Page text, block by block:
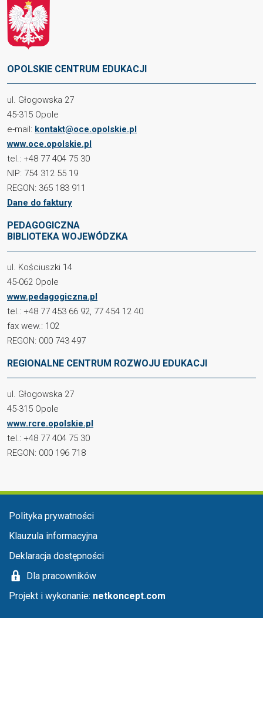
OPOLSKIE CENTRUM EDUKACJI
ul. Głogowska 27
45-315 Opole
e-mail: kontakt@oce.opolskie.pl
www.oce.opolskie.pl
tel.: +48 77 404 75 30
NIP: 754 312 55 19
REGON: 365 183 911
Dane do faktury
PEDAGOGICZNA
BIBLIOTEKA WOJEWÓDZKA
ul. Kościuszki 14
45-062 Opole
www.pedagogiczna.pl
tel.: +48 77 453 66 92, 77 454 12 40
fax wew.: 102
REGON: 000 743 497
REGIONALNE CENTRUM ROZWOJU EDUKACJI
ul. Głogowska 27
45-315 Opole
www.rcre.opolskie.pl
tel.: +48 77 404 75 30
REGON: 000 196 718
Menu stopka
Polityka prywatności
Klauzula informacyjna
Deklaracja dostępności
Dla pracowników
Projekt i wykonanie: netkoncept.com